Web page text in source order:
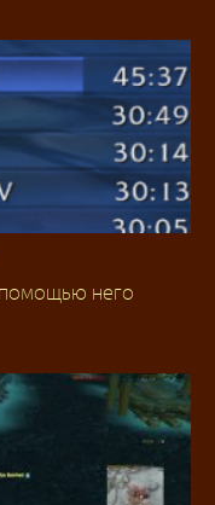
помощью него